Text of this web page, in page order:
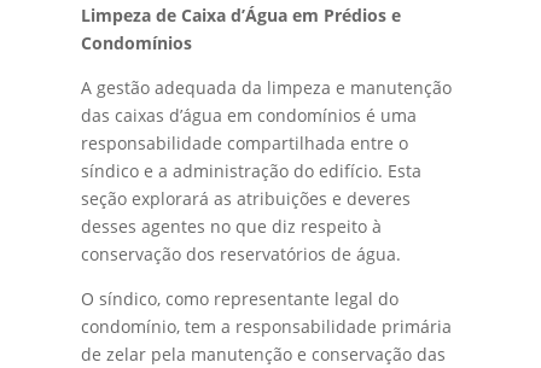
Limpeza de Caixa d’Água em Prédios e
Condomínios
A gestão adequada da limpeza e manutenção
das caixas d’água em condomínios é uma
responsabilidade compartilhada entre o
síndico e a administração do edifício. Esta
seção explorará as atribuições e deveres
desses agentes no que diz respeito à
conservação dos reservatórios de água.
O síndico, como representante legal do
condomínio, tem a responsabilidade primária
de zelar pela manutenção e conservação das